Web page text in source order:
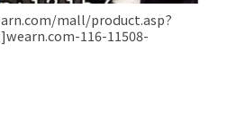
mall/product.asp?
116-11508-